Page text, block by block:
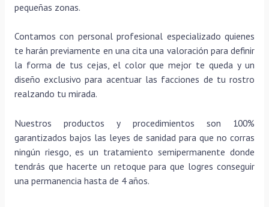
pequeñas zonas.
Contamos con personal profesional especializado quienes
te harán previamente en una cita una valoración para definir
la forma de tus cejas, el color que mejor te queda y un
diseño exclusivo para acentuar las facciones de tu rostro
realzando tu mirada.
Nuestros productos y procedimientos son 100%
garantizados bajos las leyes de sanidad para que no corras
ningún riesgo, es un tratamiento semipermanente donde
tendrás que hacerte un retoque para que logres conseguir
una permanencia hasta de 4 años.